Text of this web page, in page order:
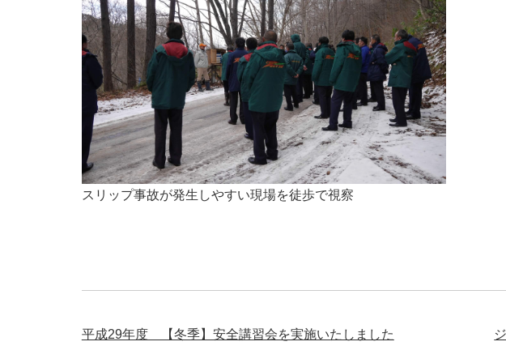
スリップ事故が発生しやすい現場を徒歩で視察
平成29年度 【冬季】安全講習会を実施いたしました